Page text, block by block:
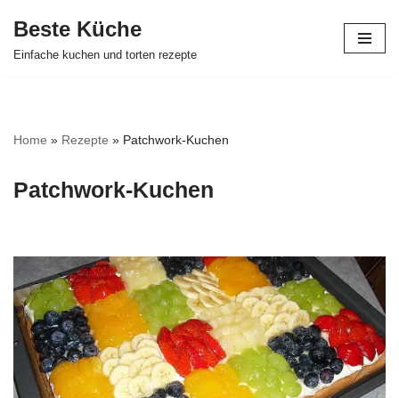
Zum
Beste Küche
Einfache kuchen und torten rezepte
Home » Rezepte » Patchwork-Kuchen
Patchwork-Kuchen